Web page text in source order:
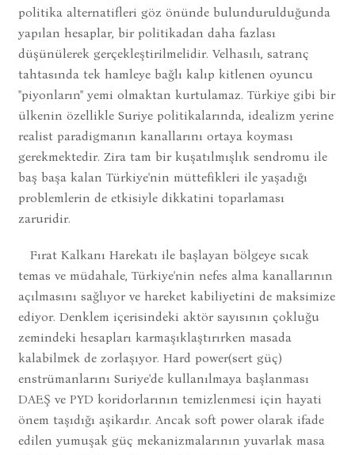
politika alternatifleri göz önünde bulundurulduğunda
yapılan hesaplar, bir politikadan daha fazlası
düşünülerek gerçekleştirilmelidir. Velhasılı, satranç
tahtasında tek hamleye bağlı kalıp kitlenen oyuncu
''piyonların'' yemi olmaktan kurtulamaz. Türkiye gibi bir
ülkenin özellikle Suriye politikalarında, idealizm yerine
realist paradigmanın kanallarını ortaya koyması
gerekmektedir. Zira tam bir kuşatılmışlık sendromu ile
baş başa kalan Türkiye'nin müttefikleri ile yaşadığı
problemlerin de etkisiyle dikkatini toparlaması
zaruridir.
Fırat Kalkanı Harekatı ile başlayan bölgeye sıcak
temas ve müdahale, Türkiye'nin nefes alma kanallarının
açılmasını sağlıyor ve hareket kabiliyetini de maksimize
ediyor. Denklem içerisindeki aktör sayısının çokluğu
zemindeki hesapları karmaşıklaştırırken masada
kalabilmek de zorlaşıyor. Hard power(sert güç)
enstrümanlarını Suriye'de kullanılmaya başlanması
DAEŞ ve PYD koridorlarının temizlenmesi için hayati
önem taşıdığı aşikardır. Ancak soft power olarak ifade
edilen yumuşak güç mekanizmalarının yuvarlak masa